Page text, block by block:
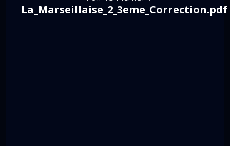
La_Marseillaise_2_3eme_Correction.pdf